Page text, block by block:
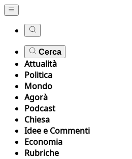
Cerca
Attualità
Politica
Mondo
Agorà
Podcast
Chiesa
Idee e Commenti
Economia
Rubriche